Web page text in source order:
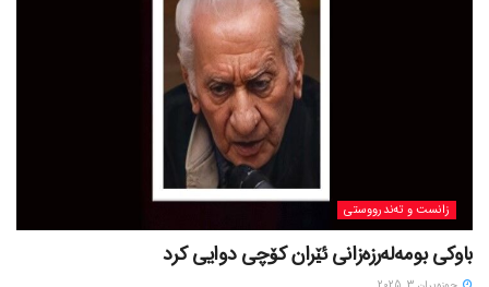
زانست و تەندرووستی
باوکی بومەلەرزەزانی ئێران کۆچی دوایی کرد